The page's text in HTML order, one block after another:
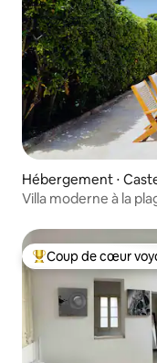
Hébergement ⋅
Villa moderne à la
Coups de cœur
Coup de cœur